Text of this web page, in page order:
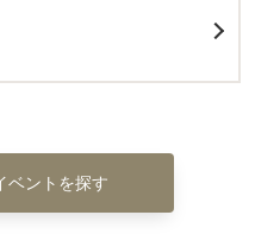
ベントを探す